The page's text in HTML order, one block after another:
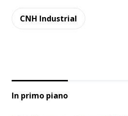
CNH Industrial
In primo piano